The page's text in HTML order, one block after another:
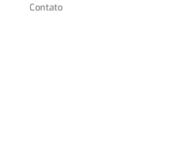
Contato